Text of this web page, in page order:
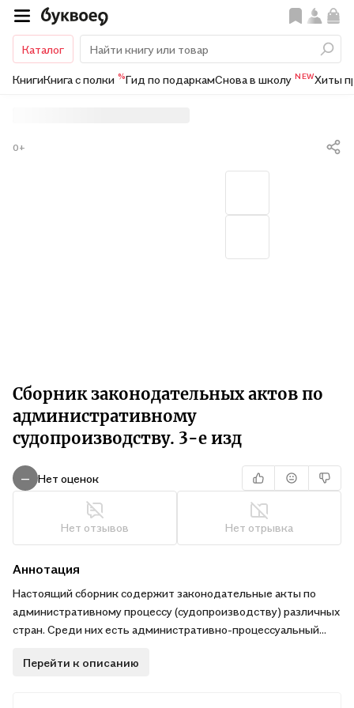
Каталог
КнигиКнига с полки %Гид по подаркамСнова в школу NEWХиты
Сборник законодательных актов по
административному
судопроизводству. 3-е изд
0+
— Нет оценок
Нет отзывов Нет отрывка
Аннотация
Настоящий сборник содержит законодательные акты по
административному процессу (судопроизводству) различных
стран. Среди них есть административно-процессуальный
которые только после обретения независимости приняли
Перейти к описанию